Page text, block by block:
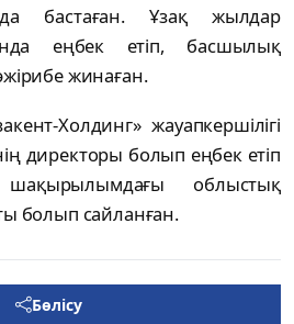
бастаған. Ұзақ жылдар
еңбек етіп, басшылық
жинаған.
Холдинг» жауапкершілігі
директоры болып еңбек етіп
облыстық
болып сайланған.
Бөлісу